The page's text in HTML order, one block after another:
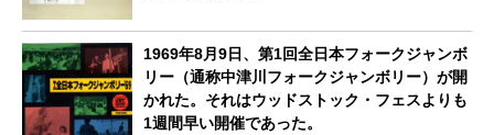
1969年8月9日、第1回全日本フォークジャンボ
リー（通称中津川フォークジャンボリー）が開
かれた。それはウッドストック・フェスよりも
1週間早い開催であった。